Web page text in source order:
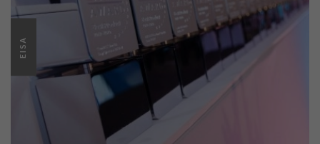
EISA